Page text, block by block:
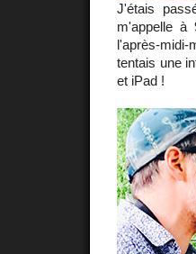
J'étais
m'appelle
l'après-midi-
tentais une
et iPad !